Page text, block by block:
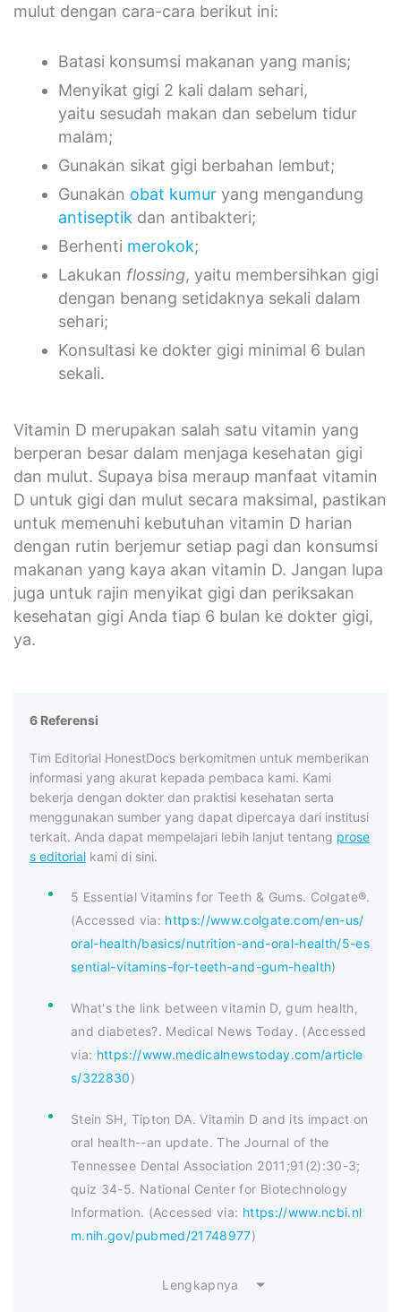
mulut dengan cara-cara berikut ini:
Batasi konsumsi makanan yang manis;
Menyikat gigi 2 kali dalam sehari,
yaitu sesudah makan dan sebelum tidur
malam;
Gunakan sikat gigi berbahan lembut;
Gunakan obat kumur yang mengandung
antiseptik dan antibakteri;
Berhenti merokok;
Lakukan flossing, yaitu membersihkan gigi
dengan benang setidaknya sekali dalam
sehari;
Konsultasi ke dokter gigi minimal 6 bulan
sekali.
Vitamin D merupakan salah satu vitamin yang
berperan besar dalam menjaga kesehatan gigi
dan mulut. Supaya bisa meraup manfaat vitamin
D untuk gigi dan mulut secara maksimal, pastikan
untuk memenuhi kebutuhan vitamin D harian
dengan rutin berjemur setiap pagi dan konsumsi
makanan yang kaya akan vitamin D. Jangan lupa
juga untuk rajin menyikat gigi dan periksakan
kesehatan gigi Anda tiap 6 bulan ke dokter gigi,
ya.
6 Referensi
Tim Editorial HonestDocs berkomitmen untuk memberikan
informasi yang akurat kepada pembaca kami. Kami
bekerja dengan dokter dan praktisi kesehatan serta
menggunakan sumber yang dapat dipercaya dari institusi
terkait. Anda dapat mempelajari lebih lanjut tentang prose
s editorial kami di sini.
5 Essential Vitamins for Teeth & Gums. Colgate®.
(Accessed via: https://www.colgate.com/en-us/
oral-health/basics/nutrition-and-oral-health/5-es
sential-vitamins-for-teeth-and-gum-health)
What's the link between vitamin D, gum health,
and diabetes?. Medical News Today. (Accessed
via: https://www.medicalnewstoday.com/article
s/322830)
Stein SH, Tipton DA. Vitamin D and its impact on
oral health--an update. The Journal of the
Tennessee Dental Association 2011;91(2):30-3;
quiz 34-5. National Center for Biotechnology
Information. (Accessed via: https://www.ncbi.nl
m.nih.gov/pubmed/21748977)
Lengkapnya